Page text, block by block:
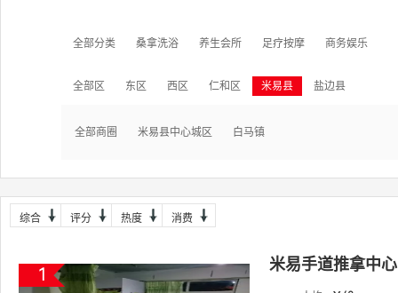
全部分类 桑拿洗浴 养生会所 足疗按摩 商务娱乐
全部区 东区 西区 仁和区 米易县 盐边县
全部商圈 米易县中心城区 白马镇
综合 评分 热度 消费
1
米易手道推拿中心